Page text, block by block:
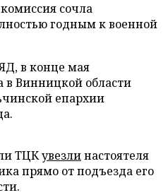
сочла
годным к военной
в конце мая
в Винницкой области
епархии
ТЦКувезлинастоятеля
прямо от подъезда его